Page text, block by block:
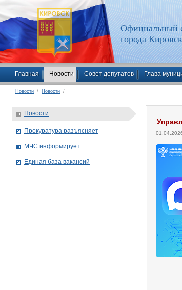
Официальный
города
Главная Новости Совет депутатов Глава
Новости / Новости /
Новости
Прокуратура разъясняет
МЧС информирует
Единая база вакансий